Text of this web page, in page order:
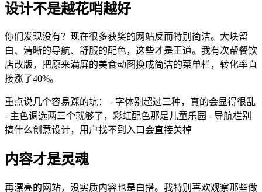
设计不是越花哨越好
你们发现没有？现在很多获奖的网站反而特别简洁。大块留
白、清晰的导航、舒服的配色，这些才是王道。我有次帮餐饮
店改版，把原来满屏的美食动图换成简洁的菜单栏，转化率直
接涨了40%。
重点说几个容易踩的坑： - 字体别超过三种，真的会显得很乱
- 主色调选两三个就够了，彩虹配色那是儿童乐园 - 导航栏别
搞什么创意设计，用户找不到入口会直接关掉
内容才是灵魂
再漂亮的网站，没实质内容也是白搭。我特别喜欢观察那些做